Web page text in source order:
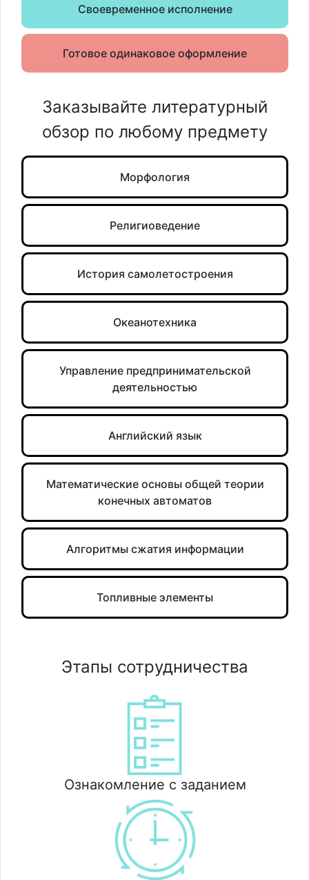
Своевременное исполнение
Готовое одинаковое оформление
Заказывайте литературный
обзор по любому предмету
Морфология
Религиоведение
История самолетостроения
Океанотехника
Управление предпринимательской
деятельностью
Английский язык
Математические основы общей теории
конечных автоматов
Алгоритмы сжатия информации
Топливные элементы
Этапы сотрудничества
Ознакомление с заданием